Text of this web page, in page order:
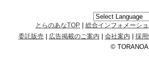
とらのあなTOP
総合インフォメーシ
委託販売
広告掲載のご案内 会社案内
採
©